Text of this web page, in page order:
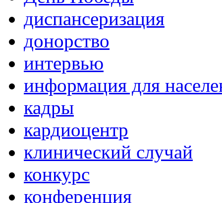
диспансеризация
донорство
интервью
информация для
кадры
кардиоцентр
клинический случай
конкурс
конференция